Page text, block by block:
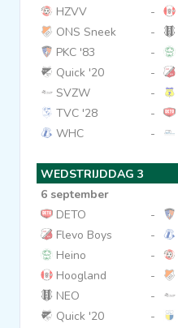
Statistieken
Voetbalpiramide
Overige links
HZVV
-
ONS Sneek
-
PKC '83
-
Quick '20
-
SVZW
-
TVC '28
-
WHC
-
WEDSTRIJDDAG 3
6 september
DETO
-
Flevo Boys
-
Heino
-
Hoogland
-
NEO
-
Quick '20
-